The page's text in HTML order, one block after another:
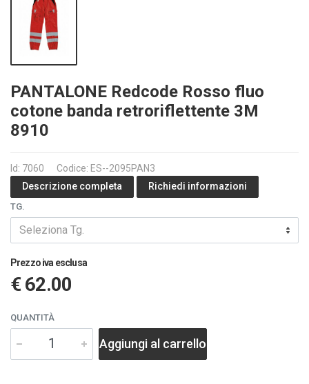
PANTALONE Redcode Rosso fluo
cotone banda retroriflettente 3M
8910
Id: 7060
Codice: ES--2095PAN3
Descrizione completa
Richiedi informazioni
TG.
Seleziona Tg.
Prezzo iva esclusa
€ 62.00
QUANTITÀ
Aggiungi al carrello